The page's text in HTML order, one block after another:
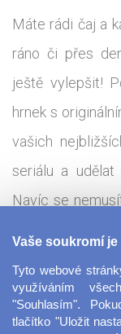
Máte rádi čaj a
ráno či přes
ještě vylepšit!
hrnek s
vašich
seriálu a
Navíc se
dárek pro
Tento hrnek je
Vaše soukromí
Tyto webové
využíváním
"Souhlasím".
tlačítko "Uložit